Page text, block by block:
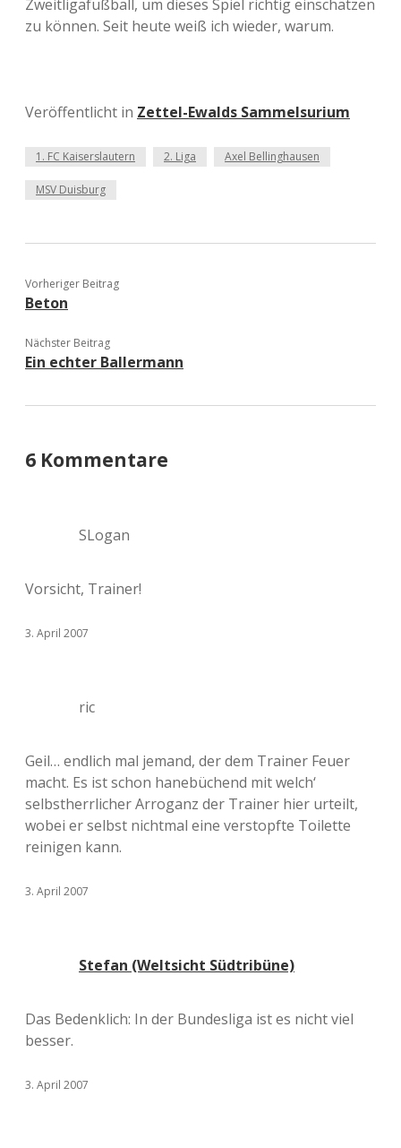
Zweitligafußball, um dieses Spiel richtig einschätzen
zu können. Seit heute weiß ich wieder, warum.
Veröffentlicht in Zettel-Ewalds Sammelsurium
1. FC Kaiserslautern 2. Liga Axel Bellinghausen
MSV Duisburg
Vorheriger Beitrag
Beton
Nächster Beitrag
Ein echter Ballermann
6 Kommentare
SLogan
Vorsicht, Trainer!
3. April 2007
ric
Geil… endlich mal jemand, der dem Trainer Feuer
macht. Es ist schon hanebüchend mit welch‘
selbstherrlicher Arroganz der Trainer hier urteilt,
wobei er selbst nichtmal eine verstopfte Toilette
reinigen kann.
3. April 2007
Stefan (Weltsicht Südtribüne)
Das Bedenklich: In der Bundesliga ist es nicht viel
besser.
3. April 2007